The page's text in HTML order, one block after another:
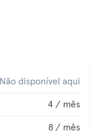
Não disponível aqui
4 / mês
8 / mês